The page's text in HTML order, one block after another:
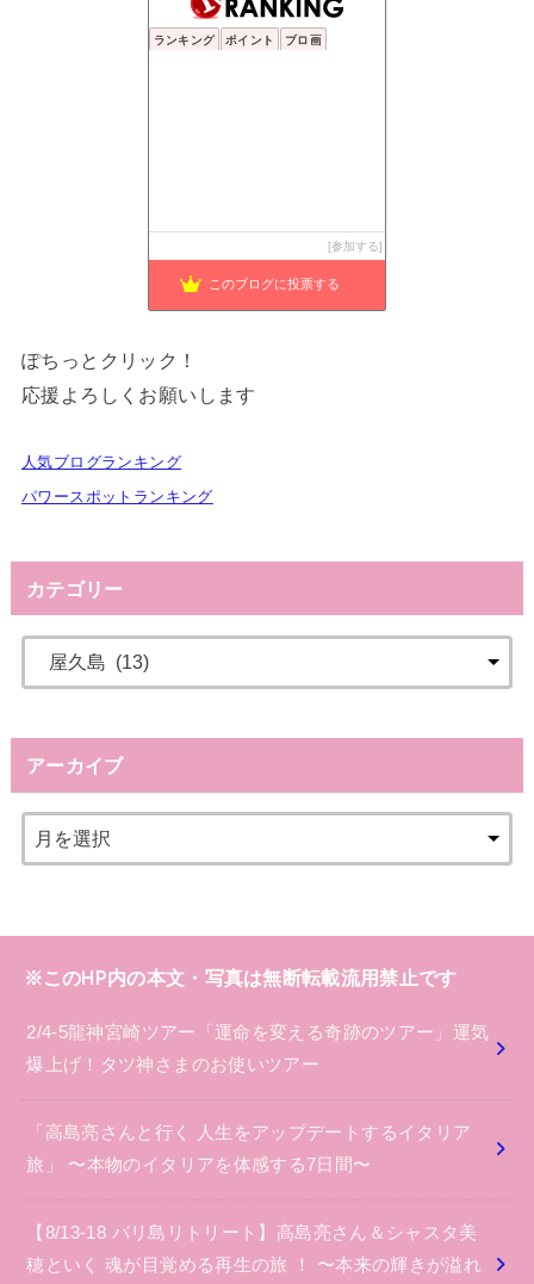
ランキング ポイント ブロ画
参加する
このブログに投票する
ぽちっとクリック！
応援よろしくお願いします
人気ブログランキング
パワースポットランキング
カテゴリー
アーカイブ
※このHP内の本文・写真は無断転載流用禁止です
2/4-5龍神宮崎ツアー「運命を変える奇跡のツアー」運気
爆上げ！タツ神さまのお使いツアー
「高島亮さんと行く 人生をアップデートするイタリア
旅」 〜本物のイタリアを体感する7日間〜
【8/13-18 バリ島リトリート】高島亮さん＆シャスタ美
穂といく 魂が目覚める再生の旅 ！ 〜本来の輝きが溢れ